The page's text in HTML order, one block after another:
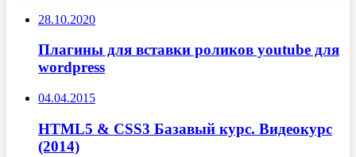
28.10.2020
Плагины для вставки роликов youtube для
wordpress
04.04.2015
HTML5 & CSS3 Базавый курс. Видеокурс
(2014)